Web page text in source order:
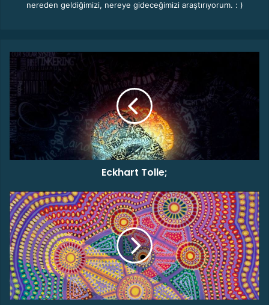
nereden geldiğimizi, nereye gideceğimizi araştırıyorum. : )
c
k
h
a
r
t
o
e
;
Eckhart Tolle;
O
N
S
E
M
B
O
L
Ü